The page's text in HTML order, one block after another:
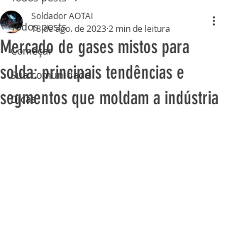
Todos posts
Começar
Sua comunidade
Dicas
Mercado de gases mistos para
solda: principais tendências e
segmentos que moldam a indústria
Soldador AOTAI
18 de ago. de 2023 2 min de leitura